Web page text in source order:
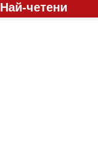
Най-четени